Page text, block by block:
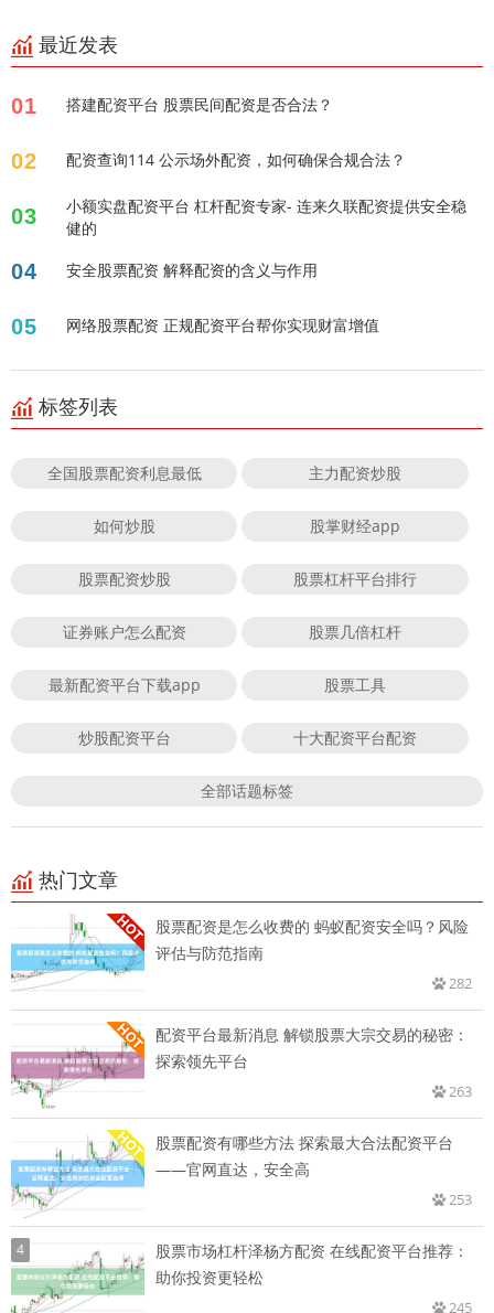
最近发表
01 搭建配资平台 股票民间配资是否合法？
02 配资查询114 公示场外配资，如何确保合规合法？
03
小额实盘配资平台 杠杆配资专家- 连来久联配资提供安全稳
健的
04 安全股票配资 解释配资的含义与作用
05 网络股票配资 正规配资平台帮你实现财富增值
标签列表
全国股票配资利息最低 主力配资炒股
如何炒股 股掌财经app
股票配资炒股 股票杠杆平台排行
证券账户怎么配资 股票几倍杠杆
最新配资平台下载app 股票工具
炒股配资平台 十大配资平台配资
全部话题标签
热门文章
股票配资是怎么收费的 蚂蚁配资安全吗？风险
评估与防范指南
282
配资平台最新消息 解锁股票大宗交易的秘密：
探索领先平台
263
股票配资有哪些方法 探索最大合法配资平台
——官网直达，安全高
253
4
股票市场杠杆泽杨方配资 在线配资平台推荐：
助你投资更轻松
245